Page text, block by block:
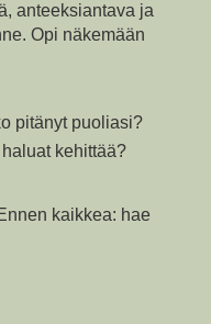
anteeksiantava ja
Opi näkemään
pitänyt puoliasi?
kehittää?
kaikkea: hae